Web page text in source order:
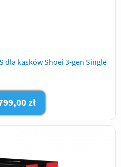
dla kasków Shoei 3-gen Single
zł